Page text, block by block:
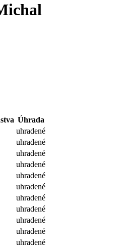
Úhrada
uhradené
uhradené
uhradené
uhradené
uhradené
uhradené
uhradené
uhradené
uhradené
uhradené
uhradené